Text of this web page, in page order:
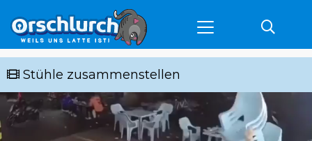
Stühle zusammenstellen